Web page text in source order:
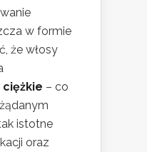
w formie
że włosy
ciężkie – co
istotne
oraz